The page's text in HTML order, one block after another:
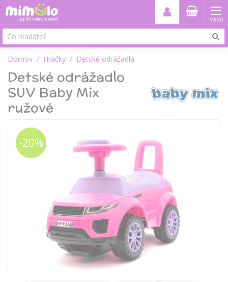
MENU
Domov Hračky Detské odrážadlá
Detské odrážadlo
SUV Baby Mix
ružové
-20%